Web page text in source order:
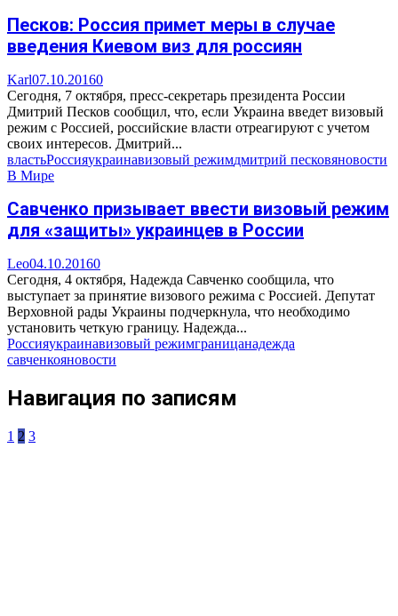
Песков: Россия примет меры в случае
введения Киевом виз для россиян
Karl07.10.20160
Сегодня, 7 октября, пресс-секретарь президента России
Дмитрий Песков сообщил, что, если Украина введет визовый
режим с Россией, российские власти отреагируют с учетом
своих интересов. Дмитрий...
властьРоссияукраинавизовый режимдмитрий песковяновости
В Мире
Савченко призывает ввести визовый режим
для «защиты» украинцев в России
Leo04.10.20160
Сегодня, 4 октября, Надежда Савченко сообщила, что
выступает за принятие визового режима с Россией. Депутат
Верховной рады Украины подчеркнула, что необходимо
установить четкую границу. Надежда...
Россияукраинавизовый режимграницанадежда
савченкояновости
Навигация по записям
1 2 3